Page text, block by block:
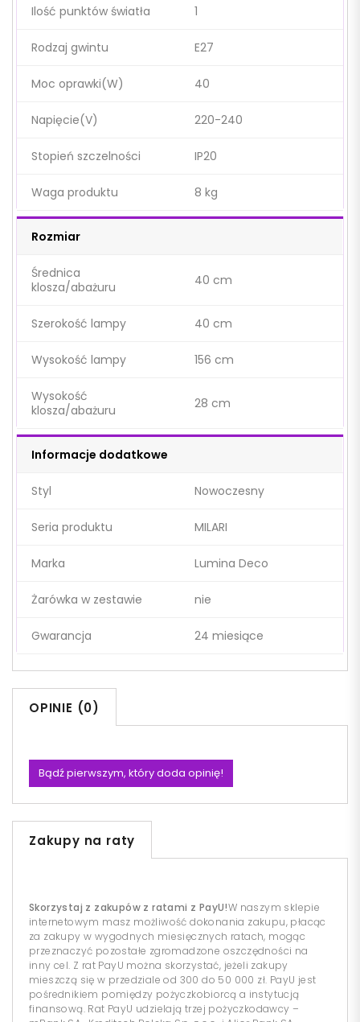
Ilość punktów światła 1
Rodzaj gwintu E27
Moc oprawki(W) 40
Napięcie(V) 220-240
Stopień szczelności IP20
Waga produktu 8 kg
Rozmiar
Średnica
klosza/abażuru
40 cm
Szerokość lampy 40 cm
Wysokość lampy 156 cm
Wysokość
klosza/abażuru
28 cm
Informacje dodatkowe
Styl Nowoczesny
Seria produktu MILARI
Marka Lumina Deco
Żarówka w zestawie nie
Gwarancja 24 miesiące
OPINIE (0)
Bądź pierwszym, który doda opinię!
Zakupy na raty
Skorzystaj z zakupów z ratami z PayU!W naszym sklepie
internetowym masz możliwość dokonania zakupu, płacąc
za zakupy w wygodnych miesięcznych ratach, mogąc
przeznaczyć pozostałe zgromadzone oszczędności na
inny cel. Z rat PayU można skorzystać, jeżeli zakupy
mieszczą się w przedziale od 300 do 50 000 zł. PayU jest
pośrednikiem pomiędzy pożyczkobiorcą a instytucją
finansową. Rat PayU udzielają trzej pożyczkodawcy –